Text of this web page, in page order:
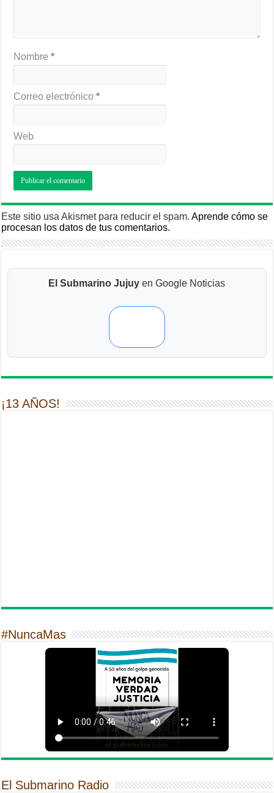
Nombre*
Correo electrónico*
Web
Este sitio usa Akismet para reducir el spam.Aprende cómo se
procesan los datos de tus comentarios.
El Submarino Jujuy en Google Noticias
¡13 AÑOS!
#NuncaMas
El Submarino Radio